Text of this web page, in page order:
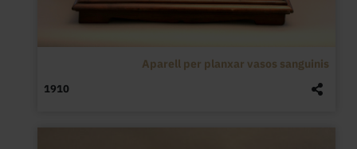
Aparell per planxar vasos sanguinis
1910